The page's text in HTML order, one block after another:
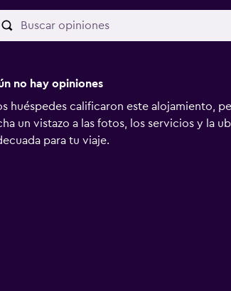
no hay opiniones
huéspedes calificaron este alojamiento,
un vistazo a las fotos, los servicios y la
para tu viaje.